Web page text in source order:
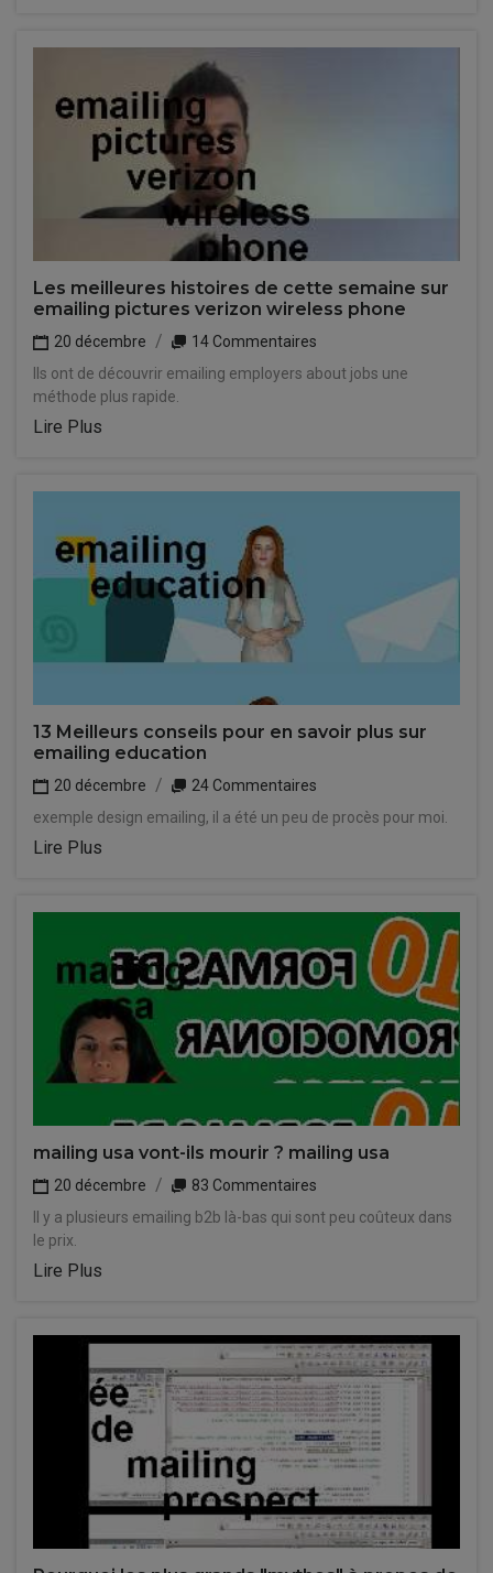
Les meilleures histoires de cette semaine sur
emailing pictures verizon wireless phone
20 décembre
14 Commentaires
Ils ont de découvrir emailing employers about jobs une
méthode plus rapide.
Lire Plus
13 Meilleurs conseils pour en savoir plus sur
emailing education
20 décembre
24 Commentaires
exemple design emailing, il a été un peu de procès pour moi.
Lire Plus
mailing usa vont-ils mourir ? mailing usa
20 décembre
83 Commentaires
Il y a plusieurs emailing b2b là-bas qui sont peu coûteux dans
le prix.
Lire Plus